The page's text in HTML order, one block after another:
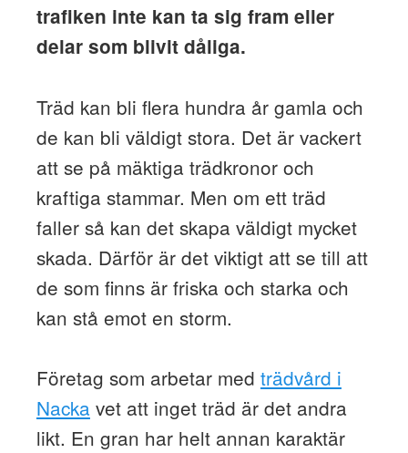
trafiken inte kan ta sig fram eller
delar som blivit dåliga.
Träd kan bli flera hundra år gamla och
de kan bli väldigt stora. Det är vackert
att se på mäktiga trädkronor och
kraftiga stammar. Men om ett träd
faller så kan det skapa väldigt mycket
skada. Därför är det viktigt att se till att
de som finns är friska och starka och
kan stå emot en storm.
Företag som arbetar med trädvård i
Nacka vet att inget träd är det andra
likt. En gran har helt annan karaktär